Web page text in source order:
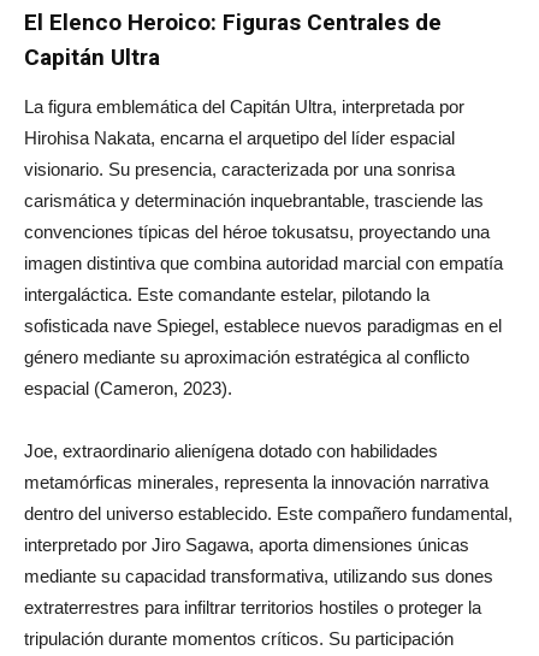
El Elenco Heroico: Figuras Centrales de
Capitán Ultra
La figura emblemática del Capitán Ultra, interpretada por
Hirohisa Nakata, encarna el arquetipo del líder espacial
visionario. Su presencia, caracterizada por una sonrisa
carismática y determinación inquebrantable, trasciende las
convenciones típicas del héroe tokusatsu, proyectando una
imagen distintiva que combina autoridad marcial con empatía
intergaláctica. Este comandante estelar, pilotando la
sofisticada nave Spiegel, establece nuevos paradigmas en el
género mediante su aproximación estratégica al conflicto
espacial (Cameron, 2023).
Joe, extraordinario alienígena dotado con habilidades
metamórficas minerales, representa la innovación narrativa
dentro del universo establecido. Este compañero fundamental,
interpretado por Jiro Sagawa, aporta dimensiones únicas
mediante su capacidad transformativa, utilizando sus dones
extraterrestres para infiltrar territorios hostiles o proteger la
tripulación durante momentos críticos. Su participación